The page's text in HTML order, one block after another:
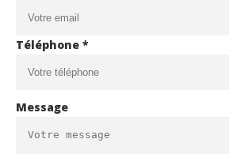
Téléphone *
Message